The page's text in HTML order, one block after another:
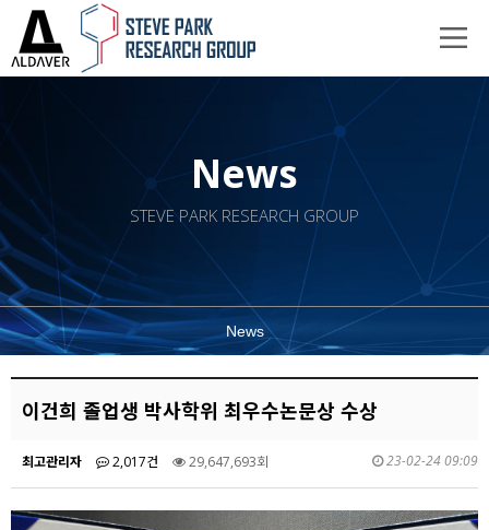
News
STEVE PARK RESEARCH GROUP
News
이건희 졸업생 박사학위 최우수논문상 수상
최고관리자 2,017건 29,647,693회 23-02-24 09:09